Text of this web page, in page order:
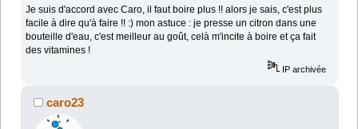
Je suis d'accord avec Caro, il faut boire plus !! alors je sais, c'est plus
facile à dire qu'à faire !! :) mon astuce : je presse un citron dans une
bouteille d'eau, c'est meilleur au goût, celà m'incite à boire et ça fait
des vitamines !
IP archivée
caro23